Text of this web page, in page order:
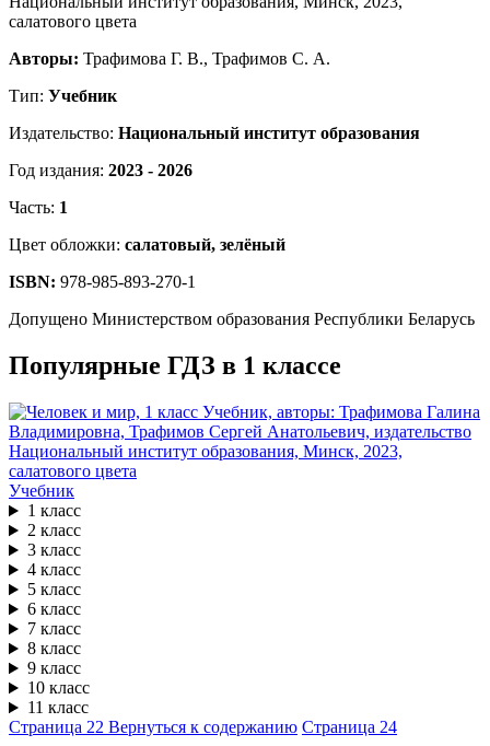
Авторы: Трафимова Г. В., Трафимов С. А.
Тип: Учебник
Издательство: Национальный институт образования
Год издания: 2023 - 2026
Часть: 1
Цвет обложки: салатовый, зелёный
ISBN: 978-985-893-270-1
Допущено Министерством образования Республики Беларусь
Популярные ГДЗ в 1 классе
Учебник
1 класс
2 класс
3 класс
4 класс
5 класс
6 класс
7 класс
8 класс
9 класс
10 класс
11 класс
Страница 22 Вернуться к содержанию Страница 24